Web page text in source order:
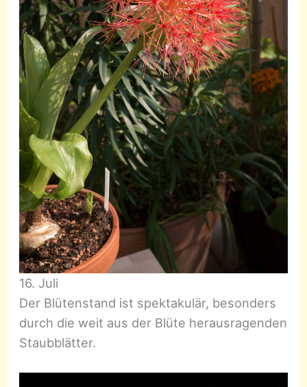
16. Juli
Der Blütenstand ist spektakulär, besonders
durch die weit aus der Blüte herausragenden
Staubblätter.